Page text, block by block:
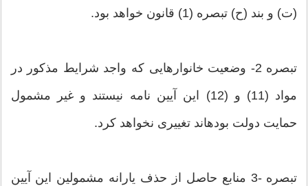
(ت) و بند (ح) تبصره (1) قانون خواهد بود.
تبصره 2- وضعیت خانوارهایی که واجد شرایط مذکور در
مواد (11) و (12) این آیین نامه نیستند و غیر مشمول
حمایت دولت بودهاند تغییری نخواهد کرد.
تبصره -3 منابع حاصل از حذف یارانه مشمولین این آیین